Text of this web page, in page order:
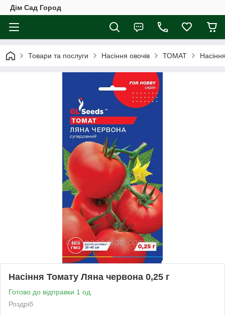
Дім Сад Город
Товари та послуги Насіння овочів ТОМАТ
Насіння Томату Ляна червона 0,25 г
Готово до відправки 1 од.
Роздріб